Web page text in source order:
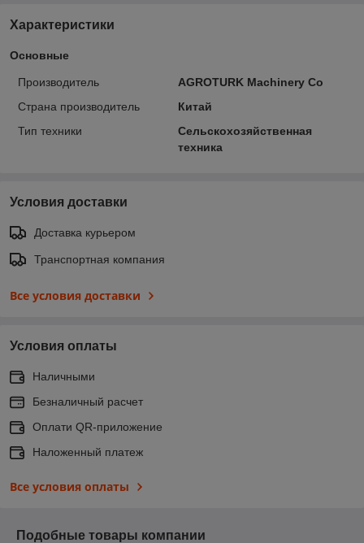
Характеристики
Основные
Производитель
AGROTURK Machinery Co
Страна производитель
Китай
Тип техники
Сельскохозяйственная
техника
Условия доставки
Доставка курьером
Транспортная компания
Все условия доставки
Условия оплаты
Наличными
Безналичный расчет
Оплати QR-приложение
Наложенный платеж
Все условия оплаты
Подобные товары компании